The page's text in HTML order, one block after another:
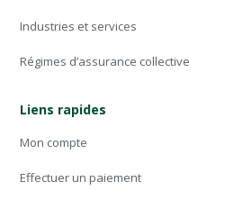
Industries et services
Régimes d’assurance collective
Liens rapides
Mon compte
Effectuer un paiement